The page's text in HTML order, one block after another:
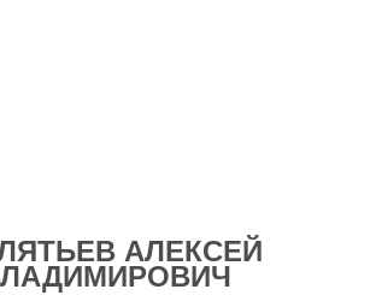
АЛЕКСЕЙ